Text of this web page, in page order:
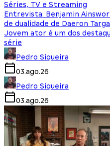
Séries, TV e Streaming
Entrevista: Benjamin
de dualidade de Daeron
Jovem ator é um dos
série
Pedro Siqueira
03.ago.26
Pedro Siqueira
03.ago.26